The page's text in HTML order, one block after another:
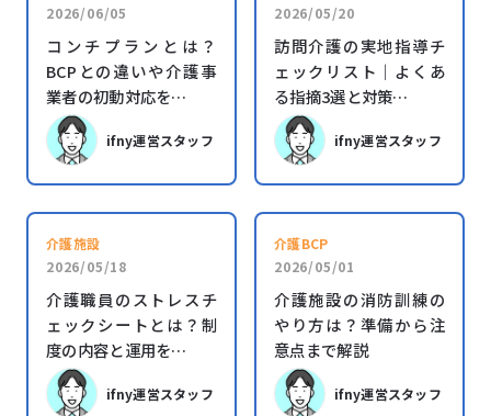
2026/06/05
コンチプランとは？
BCPとの違いや介護事
業者の初動対応を…
ifny運営スタッフ
2026/05/20
訪問介護の実地指導チ
ェックリスト｜よくあ
る指摘3選と対策…
ifny運営スタッフ
介護施設
2026/05/18
介護職員のストレスチ
ェックシートとは？制
度の内容と運用を…
ifny運営スタッフ
介護BCP
2026/05/01
介護施設の消防訓練の
やり方は？準備から注
意点まで解説
ifny運営スタッフ